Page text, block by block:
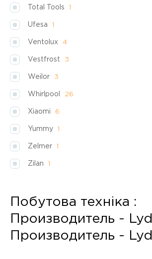
Total Tools 1
Ufesa 1
Ventolux 4
Vestfrost 3
Weilor 3
Whirlpool 26
Xiaomi 6
Yummy 1
Zelmer 1
Zilan 1
Побутова техніка :
Производитель -
Производитель -